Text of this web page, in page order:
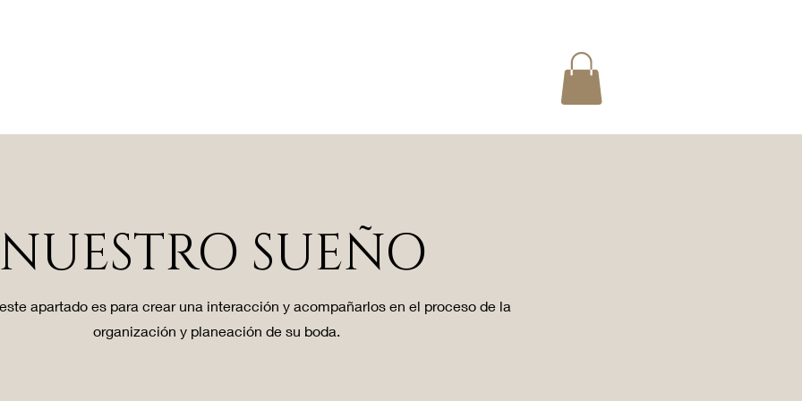
NUESTRO SUEÑO
apartado es para crear una interacción y acompañarlos en el proceso de la
organización y planeación de su boda.